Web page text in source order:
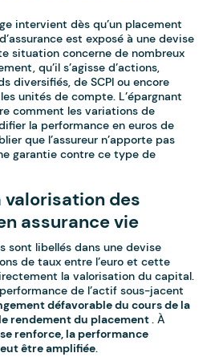
intervient dès qu’un placement
est exposé à une devise
situation concerne de nombreux
qu’il s’agisse d’actions,
diversifiés, de SCPI ou encore
unités de compte. L’épargnant
comment les variations de
la performance en euros de
que l’assureur n’apporte pas
garantie contre ce type de
des
assurance vie
sont libellés dans une devise
de taux entre l’euro et cette
la valorisation du capital.
de l’actif sous-jacent
défavorable du cours de la
rendement du placement. À
renforce, la performance
être amplifiée.